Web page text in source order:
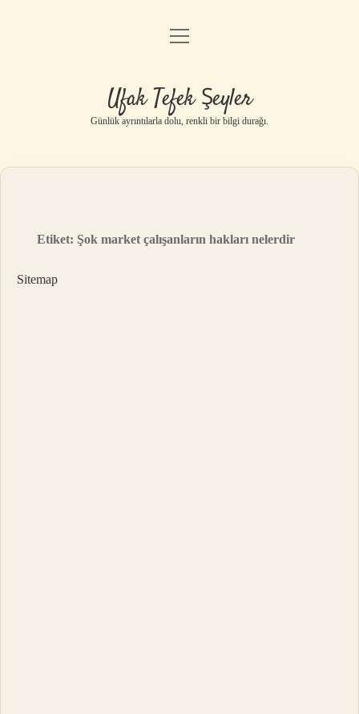
Anasayfa
Yasal Uyarı
menüyü
Ufak Tefek Şeyler
Günlük ayrıntılarla dolu, renkli bir bilgi durağı.
Etiket: Şok market çalışanların hakları nelerdir
Sitemap